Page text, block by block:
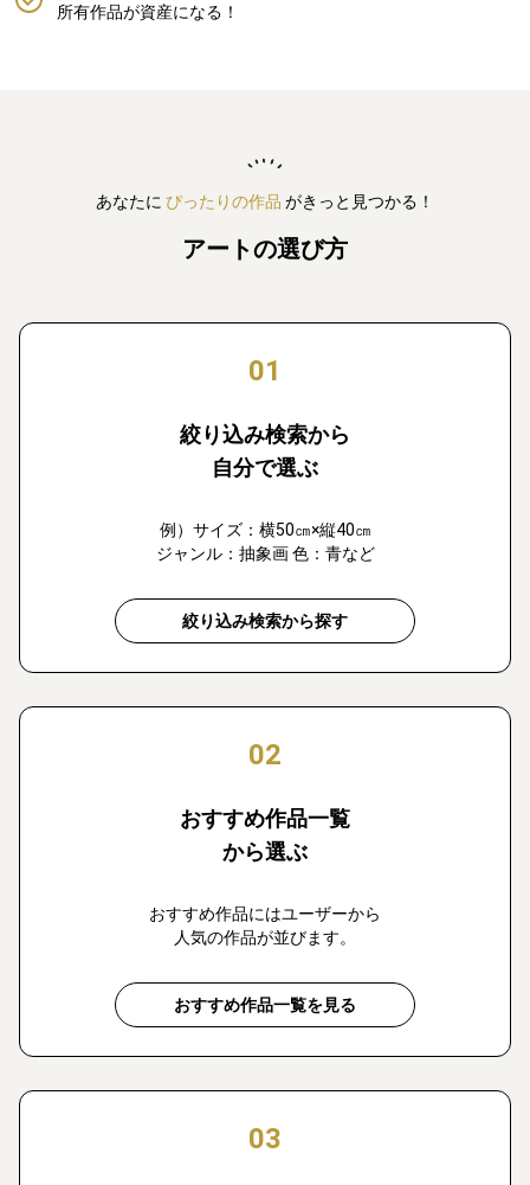
所有作品が資産になる！
あなたに ぴったりの作品 がきっと見つかる！
アートの選び方
01
絞り込み検索から
自分で選ぶ
例）サイズ：横50㎝×縦40㎝
ジャンル：抽象画 色：青など
絞り込み検索から探す
02
おすすめ作品一覧
から選ぶ
おすすめ作品にはユーザーから
人気の作品が並びます。
おすすめ作品一覧を見る
03